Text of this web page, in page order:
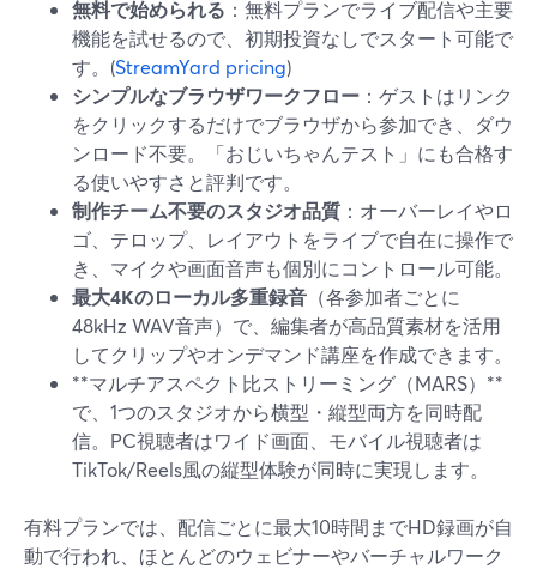
無料で始められる ：無料プランでライブ配信や主要
機能を試せるので、初期投資なしでスタート可能で
す。(StreamYard pricing)
シンプルなブラウザワークフロー ：ゲストはリンク
をクリックするだけでブラウザから参加でき、ダウ
ンロード不要。「おじいちゃんテスト」にも合格す
る使いやすさと評判です。
制作チーム不要のスタジオ品質 ：オーバーレイやロ
ゴ、テロップ、レイアウトをライブで自在に操作で
き、マイクや画面音声も個別にコントロール可能。
最大4Kのローカル多重録音 （各参加者ごとに
48kHz WAV音声）で、編集者が高品質素材を活用
してクリップやオンデマンド講座を作成できます。
**マルチアスペクト比ストリーミング（MARS）**
で、1つのスタジオから横型・縦型両方を同時配
信。PC視聴者はワイド画面、モバイル視聴者は
TikTok/Reels風の縦型体験が同時に実現します。
有料プランでは、配信ごとに最大10時間までHD録画が自
動で行われ、ほとんどのウェビナーやバーチャルワーク